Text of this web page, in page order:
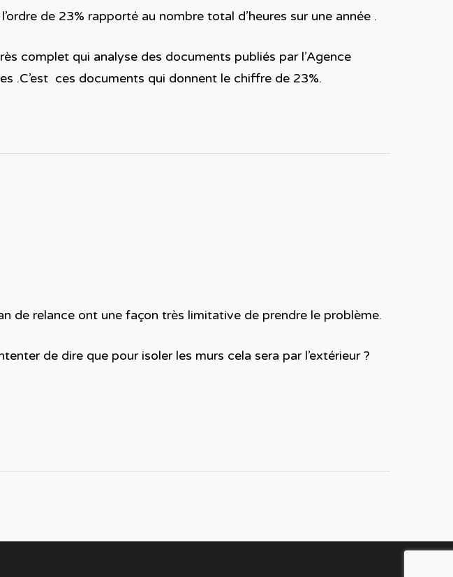
de 23% rapporté au nombre total d’heures sur une année .
complet qui analyse des documents publiés par l’Agence
.C’est ces documents qui donnent le chiffre de 23%.
de relance ont une façon très limitative de prendre le problème.
de dire que pour isoler les murs cela sera par l’extérieur ?